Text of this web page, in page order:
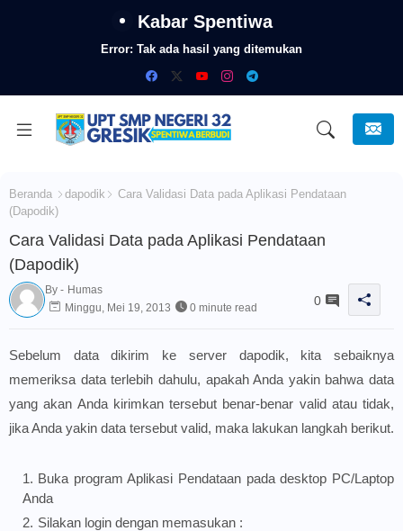
Kabar Spentiwa
Error: Tak ada hasil yang ditemukan
Beranda dapodik
Cara Validasi Data pada Aplikasi Pendataan
(Dapodik)
Cara Validasi Data pada Aplikasi Pendataan
(Dapodik)
By - Humas
Minggu, Mei 19, 2013
0 minute read 0
Sebelum data dikirim ke server dapodik, kita sebaiknya
memeriksa data terlebih dahulu, apakah Anda yakin bahwa data
yang akan Anda kirimkan tersebut benar-benar valid atau tidak,
jika Anda yakin data tersebut valid, maka lakukan langkah berikut.
Buka program Aplikasi Pendataan pada desktop PC/Laptop
Anda
Silakan login dengan memasukan :